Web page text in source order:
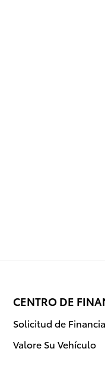
CENTRO DE
Solicitud de
Valore Su Vehículo